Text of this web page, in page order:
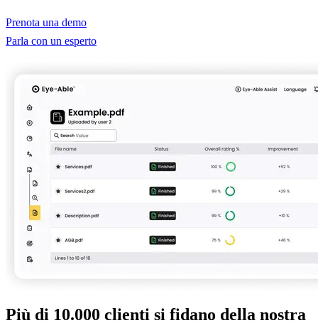
Prenota una demo
Parla con un esperto
Più di 10.000 clienti si fidano della nostra